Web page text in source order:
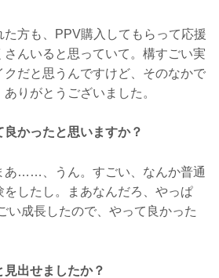
方も、PPV購入してもらって応援
さんいると思っていて。構すごい実
クだと思うんですけど、そのなかで
りがとうございました。
かったと思いますか？
……、うん。すごい、なんか普通
したし。まあなんだろ、やっぱ
い成長したので、やって良かった
出せましたか？